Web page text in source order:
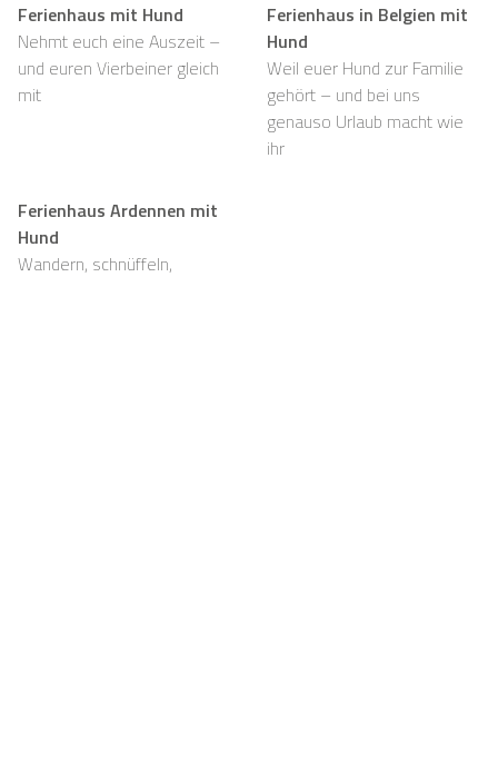
Ferienhaus mit Hund
Nehmt euch eine Auszeit –
und euren Vierbeiner gleich
mit
Ferienhaus in Belgien mit
Hund
Weil euer Hund zur Familie
gehört – und bei uns
genauso Urlaub macht wie
ihr
Ferienhaus Ardennen mit
Hund
Wandern, schnüffeln,